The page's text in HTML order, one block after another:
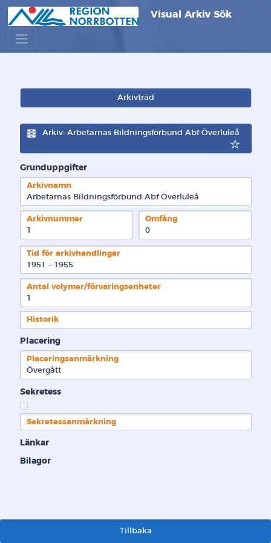
Visual Arkiv Sök
Arkivträd
Arkiv: Arbetarnas Bildningsförbund Abf Överluleå
Grunduppgifter
Arkivnamn
Arbetarnas Bildningsförbund Abf Överluleå
Arkivnummer
1
Omfång
0
Tid för arkivhandlingar
1951 - 1955
Antal volymer/förvaringsenheter
1
Historik
Placering
Placeringsanmärkning
Övergått
Sekretess
Sekretessanmärkning
Länkar
Bilagor
Tillbaka